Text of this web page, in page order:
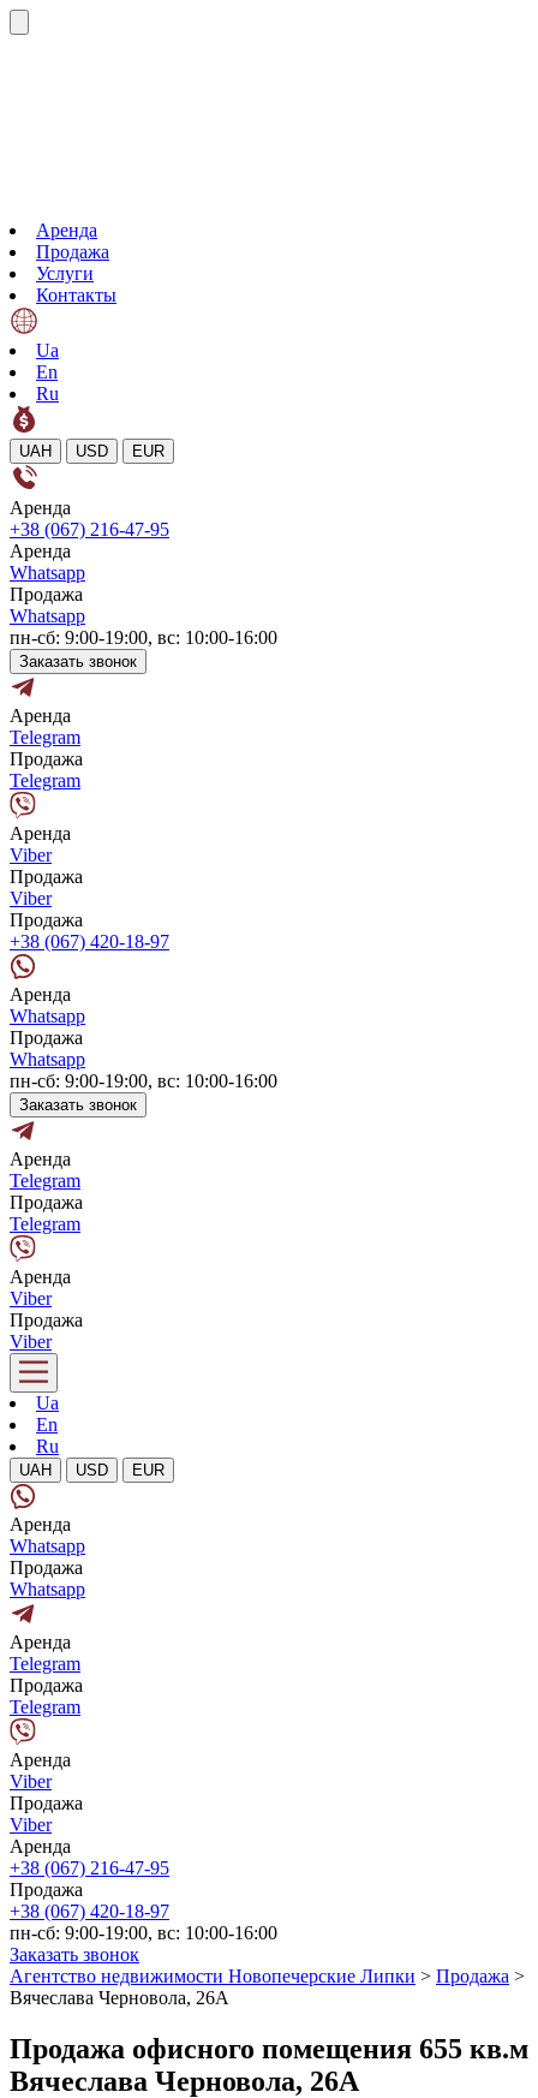
Аренда
Продажа
Услуги
Контакты
Ua
En
Ru
UAH USD EUR
Аренда
+38 (067) 216-47-95
Аренда
Whatsapp
Продажа
Whatsapp
пн-сб: 9:00-19:00, вс: 10:00-16:00
Заказать звонок
Аренда
Telegram
Продажа
Telegram
Аренда
Viber
Продажа
Viber
Продажа
+38 (067) 420-18-97
Аренда
Whatsapp
Продажа
Whatsapp
пн-сб: 9:00-19:00, вс: 10:00-16:00
Заказать звонок
Аренда
Telegram
Продажа
Telegram
Аренда
Viber
Продажа
Viber
Ua
En
Ru
UAH USD EUR
Аренда
Whatsapp
Продажа
Whatsapp
Аренда
Telegram
Продажа
Telegram
Аренда
Viber
Продажа
Viber
Аренда
+38 (067) 216-47-95
Продажа
+38 (067) 420-18-97
пн-сб: 9:00-19:00, вс: 10:00-16:00
Заказать звонок
Агентство недвижимости Новопечерские Липки > Продажа >
Вячеслава Черновола, 26А
Продажа офисного помещения 655 кв.м
Вячеслава Черновола, 26А